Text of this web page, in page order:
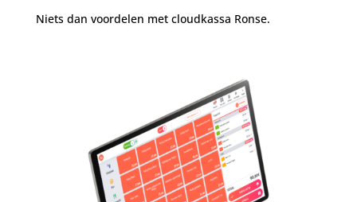
Niets dan voordelen met cloudkassa Ronse.